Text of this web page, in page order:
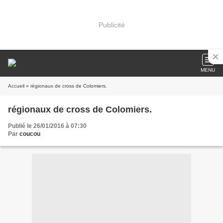
Publicité
MENU
Accueil » régionaux de cross de Colomiers.
régionaux de cross de Colomiers.
Publié le 26/01/2016 à 07:30
Par coucou